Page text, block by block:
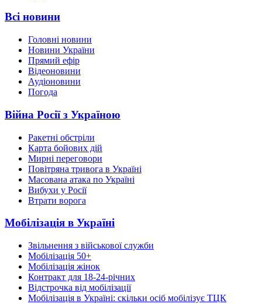
Всі новини
Головні новини
Новини України
Прямий ефір
Відеоновини
Аудіоновини
Погода
Війна Росії з Україною
Ракетні обстріли
Карта бойових дій
Мирні переговори
Повітряна тривога в Україні
Масована атака по Україні
Вибухи у Росії
Втрати ворога
Мобілізація в Україні
Звільнення з військової служби
Мобілізація 50+
Мобілізація жінок
Контракт для 18-24-річних
Відстрочка від мобілізації
Мобілізація в Україні: скільки осіб мобілізує ТЦК